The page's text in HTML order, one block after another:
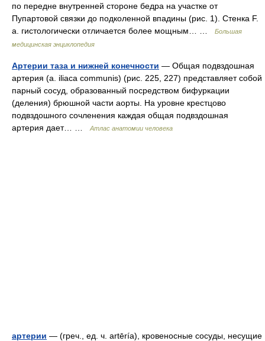
по передне внутренней стороне бедра на участке от
Пупартовой связки до подколенной впадины (рис. 1). Стенка F.
а. гистологически отличается более мощным… …
Большая
медицинская энциклопедия
Артерии таза и нижней конечности — Общая подвздошная
артерия (a. iliaca communis) (рис. 225, 227) представляет собой
парный сосуд, образованный посредством бифуркации
(деления) брюшной части аорты. На уровне крестцово
подвздошного сочленения каждая общая подвздошная
артерия дает… …
Атлас анатомии человека
артерии — (греч., ед. ч. artēría), кровеносные сосуды, несущие